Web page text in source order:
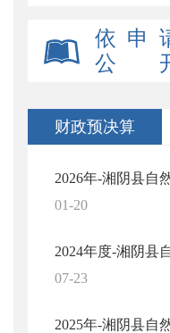
依 申
公
财政预决算
2026年-湘阴县自
01-20
2024年度-湘阴县
07-23
2025年-湘阴县自